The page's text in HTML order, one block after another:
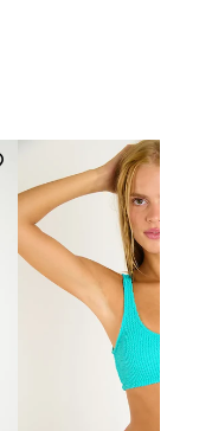
: bez